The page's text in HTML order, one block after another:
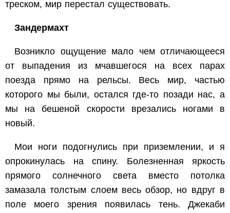
треском, мир перестал существовать.
Зандермахт
Возникло ощущение мало чем отличающееся
от выпадения из мчавшегося на всех парах
поезда прямо на рельсы. Весь мир, частью
которого мы были, остался где-то позади нас, а
мы на бешеной скорости врезались ногами в
новый.
Мои ноги подогнулись при приземлении, и я
опрокинулась на спину. Болезненная яркость
прямого солнечного света вместо потолка
замазала толстым слоем весь обзор, но вдруг в
поле моего зрения появилась тень. Джекаби